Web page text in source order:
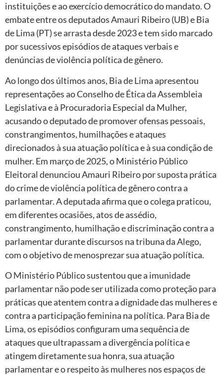
instituições e ao exercício democrático do mandato. O
embate entre os deputados Amauri Ribeiro (UB) e Bia
de Lima (PT) se arrasta desde 2023 e tem sido marcado
por sucessivos episódios de ataques verbais e
denúncias de violência política de gênero.
Ao longo dos últimos anos, Bia de Lima apresentou
representações ao Conselho de Ética da Assembleia
Legislativa e à Procuradoria Especial da Mulher,
acusando o deputado de promover ofensas pessoais,
constrangimentos, humilhações e ataques
direcionados à sua atuação política e à sua condição de
mulher. Em março de 2025, o Ministério Público
Eleitoral denunciou Amauri Ribeiro por suposta prática
do crime de violência política de gênero contra a
parlamentar. A deputada afirma que o colega praticou,
em diferentes ocasiões, atos de assédio,
constrangimento, humilhação e discriminação contra a
parlamentar durante discursos na tribuna da Alego,
com o objetivo de menosprezar sua atuação política.
O Ministério Público sustentou que a imunidade
parlamentar não pode ser utilizada como proteção para
práticas que atentem contra a dignidade das mulheres e
contra a participação feminina na política. Para Bia de
Lima, os episódios configuram uma sequência de
ataques que ultrapassam a divergência política e
atingem diretamente sua honra, sua atuação
parlamentar e o respeito às mulheres nos espaços de